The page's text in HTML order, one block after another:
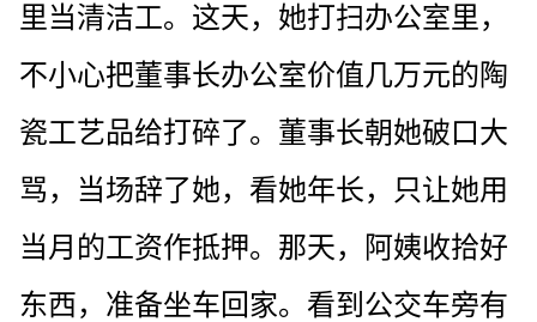
里当清洁工。这天，她打扫办公室里，
不小心把董事长办公室价值几万元的陶
瓷工艺品给打碎了。董事长朝她破口大
骂，当场辞了她，看她年长，只让她用
当月的工资作抵押。那天，阿姨收拾好
东西，准备坐车回家。看到公交车旁有